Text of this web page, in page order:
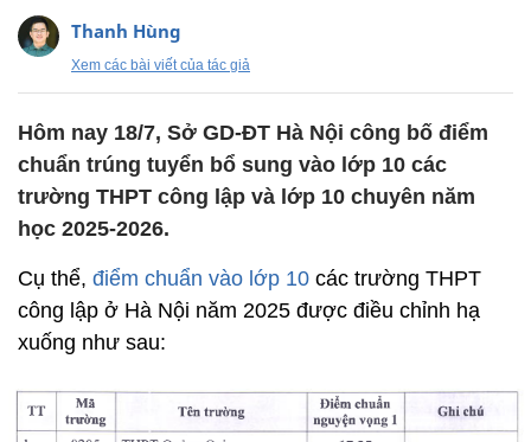
Thanh Hùng
Xem các bài viết của tác giả
Hôm nay 18/7, Sở GD-ĐT Hà Nội công bố điểm
chuẩn trúng tuyển bổ sung vào lớp 10 các
trường THPT công lập và lớp 10 chuyên năm
học 2025-2026.
Cụ thể, điểm chuẩn vào lớp 10 các trường THPT
công lập ở Hà Nội năm 2025 được điều chỉnh hạ
xuống như sau: